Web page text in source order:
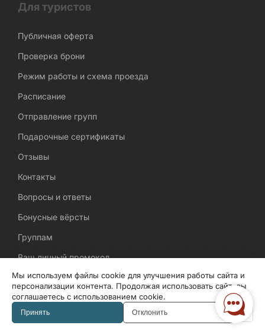
Для туристов
Публичная оферта
Проверка брони
Режим работы и схема проезда
Расписание
Отправление групп
Подарочные сертификаты
Отзывы
Контакты
Вопросы и ответы
Бонусные вёрсты
Группам
Ваш личный промокод
Автобусы
Ваш промокод
Гостиницы
Мы используем файлы cookie для улучшения работы сайта и
персонализации контента. Продолжая использовать сайт, вы
соглашаетесь с использованием cookie.
Принять Отклонить